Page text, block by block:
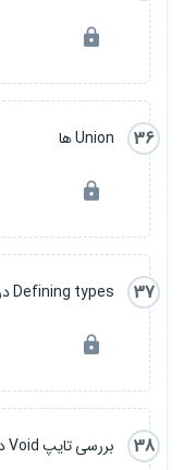
36 Union ها
37 Defining types در سی پلاس پلاس
38 بررسی تایپ Void در C++